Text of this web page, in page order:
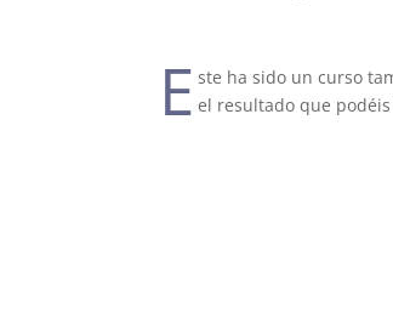
E ste ha sido un curso
el resultado que podéis